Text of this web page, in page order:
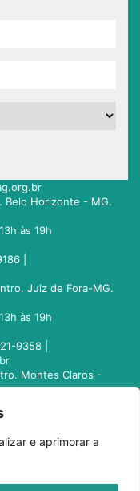
e aprimorar a
Belo Horizonte - MG.
às 19h
|
Juiz de Fora-MG.
às 19h
9358 |
Montes Claros -
- MG. CEP